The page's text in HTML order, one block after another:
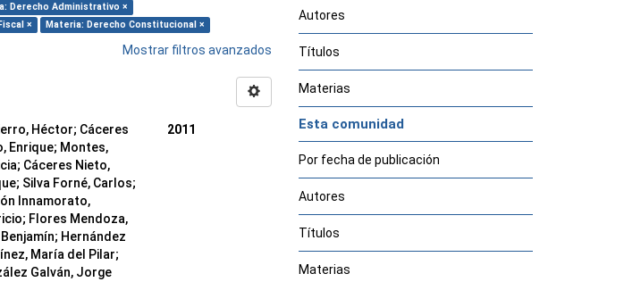
Derecho Administrativo ×
× Materia: Derecho Constitucional ×
Mostrar filtros avanzados
Héctor; Cáceres
Enrique; Montes,
; Cáceres Nieto,
; Silva Forné, Carlos;
Innamorato,
; Flores Mendoza,
Benjamín; Hernández
María del Pilar;
Galván, Jorge
2011
Autores
Títulos
Materias
Esta comunidad
Por fecha de publicación
Autores
Títulos
Materias